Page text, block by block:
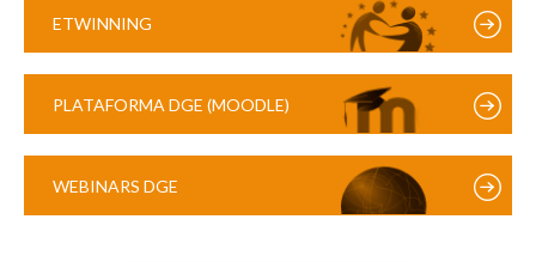
ETWINNING
PLATAFORMA DGE (MOODLE)
WEBINARS DGE